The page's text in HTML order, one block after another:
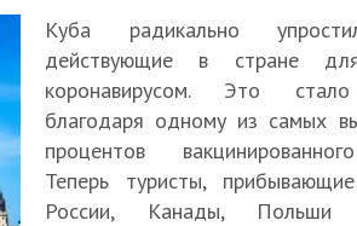
Куба радикально
действующие в стране
коронавирусом. Это
благодаря одному из самых
процентов
Теперь туристы,
России, Канады,